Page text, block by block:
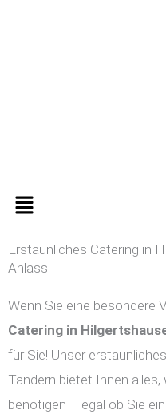
Menü
Erstaunliches Catering in
Anlass
Wenn Sie eine besondere
Catering in
für Sie! Unser
Tandern bietet Ihnen
benötigen – egal ob Sie